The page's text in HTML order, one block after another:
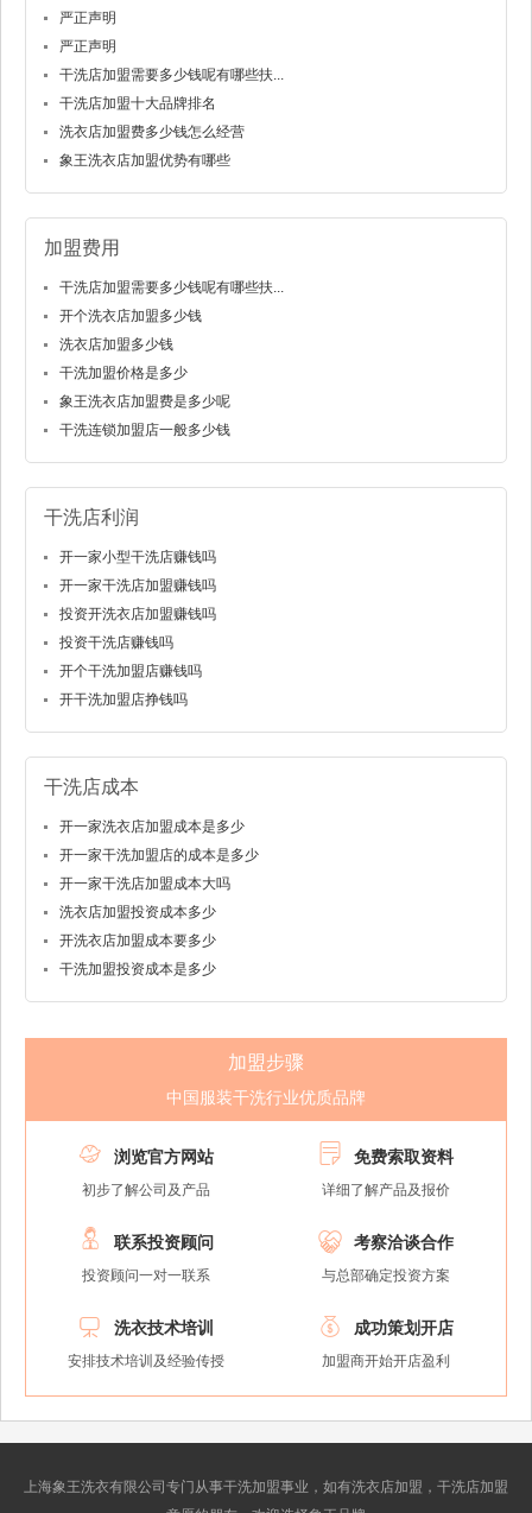
严正声明
严正声明
干洗店加盟需要多少钱呢有哪些扶...
干洗店加盟十大品牌排名
洗衣店加盟费多少钱怎么经营
象王洗衣店加盟优势有哪些
加盟费用
干洗店加盟需要多少钱呢有哪些扶...
开个洗衣店加盟多少钱
洗衣店加盟多少钱
干洗加盟价格是多少
象王洗衣店加盟费是多少呢
干洗连锁加盟店一般多少钱
干洗店利润
开一家小型干洗店赚钱吗
开一家干洗店加盟赚钱吗
投资开洗衣店加盟赚钱吗
投资干洗店赚钱吗
开个干洗加盟店赚钱吗
开干洗加盟店挣钱吗
干洗店成本
开一家洗衣店加盟成本是多少
开一家干洗加盟店的成本是多少
开一家干洗店加盟成本大吗
洗衣店加盟投资成本多少
开洗衣店加盟成本要多少
干洗加盟投资成本是多少
加盟步骤
中国服装干洗行业优质品牌
 浏览官方网站
初步了解公司及产品
 免费索取资料
详细了解产品及报价
 联系投资顾问
投资顾问一对一联系
 考察洽谈合作
与总部确定投资方案
 洗衣技术培训
安排技术培训及经验传授
 成功策划开店
加盟商开始开店盈利
上海象王洗衣有限公司专门从事干洗加盟事业，如有洗衣店加盟，干洗店加盟